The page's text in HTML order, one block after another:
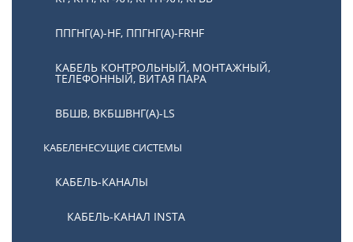
ППГНГ(А)-HF, ППГНГ(А)-FRHF
КАБЕЛЬ КОНТРОЛЬНЫЙ, МОНТАЖНЫЙ,
ТЕЛЕФОННЫЙ, ВИТАЯ ПАРА
ВБШВ, ВКБШВНГ(А)-LS
КАБЕЛЕНЕСУЩИЕ СИСТЕМЫ
КАБЕЛЬ-КАНАЛЫ
КАБЕЛЬ-КАНАЛ INSTA